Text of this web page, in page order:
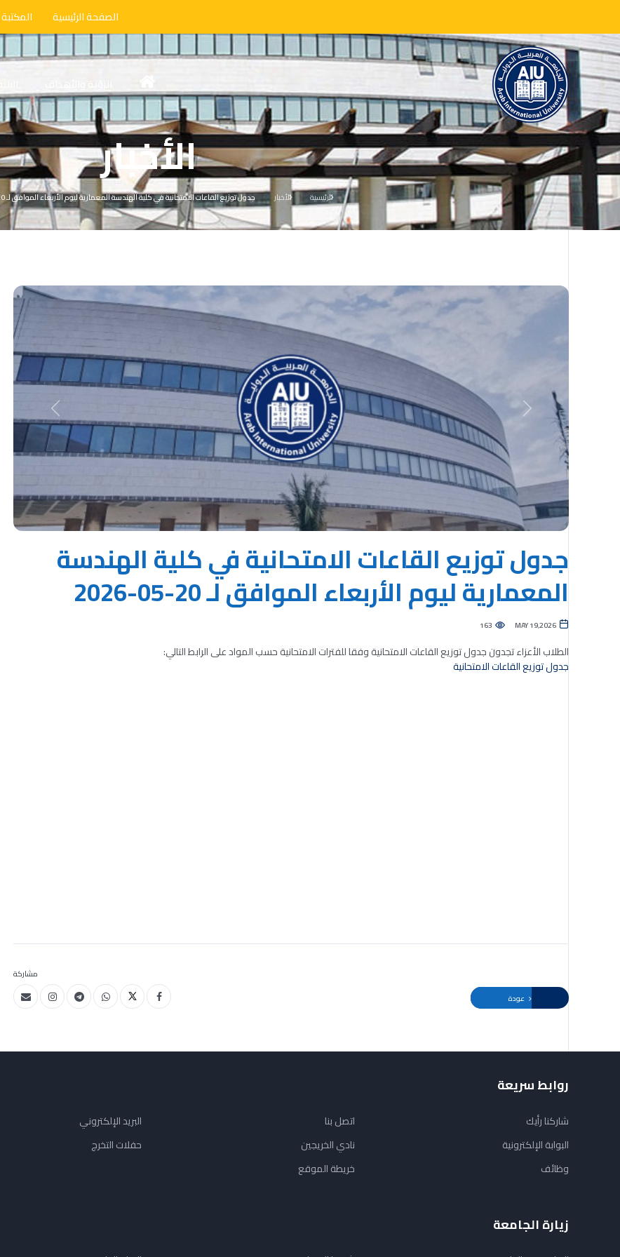
الصفحة الرئيسية
الأخبار
الرئيسية الأخبار جدول توزيع القاعات الامتحانية في كلية الهندسة المعمارية ليوم الأربعاء الموافق لـ 20-05-2026
Previous
Next
جدول توزيع القاعات الامتحانية في كلية الهندسة
المعمارية ليوم الأربعاء الموافق لـ 20-05-2026
MAY 19,2026
163
الطلاب الأعزاء تجدون جدول توزيع القاعات الامتحانية وفقا للفترات الامتحانية حسب المواد على الرابط التالي:
جدول توزيع القاعات الامتحانية
مشاركة
روابط سريعة
شاركنا رأيك
البوابة الإلكترونية
وظائف
اتصل بنا
نادي الخريجين
خريطة الموقع
البريد الإلكتروني
حفلات التخرج
زيارة الجامعة